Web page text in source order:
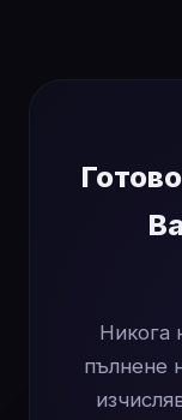
Никога
пълнене